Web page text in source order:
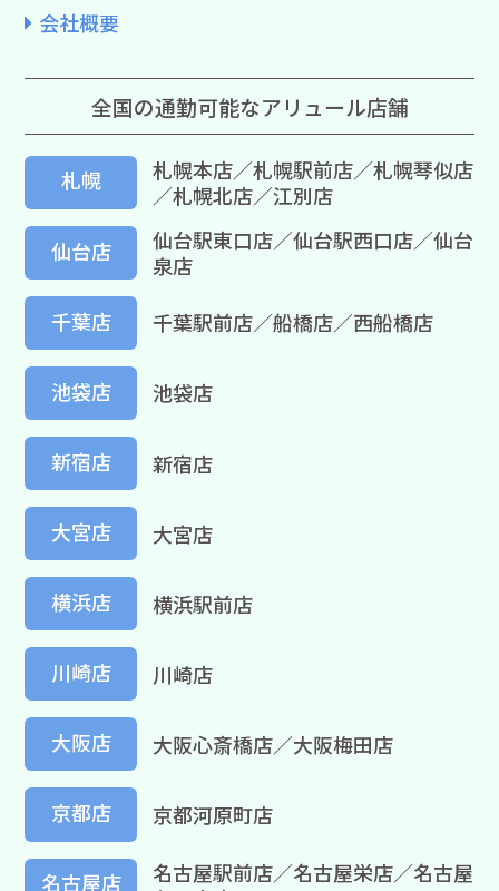
会社概要
全国の通勤可能なアリュール店舗
札幌
札幌本店／札幌駅前店／札幌琴似店
／札幌北店／江別店
仙台店
仙台駅東口店／仙台駅西口店／仙台
泉店
千葉店
千葉駅前店／船橋店／西船橋店
池袋店 池袋店
新宿店 新宿店
大宮店 大宮店
横浜店 横浜駅前店
川崎店 川崎店
大阪店 大阪心斎橋店／大阪梅田店
京都店 京都河原町店
名古屋店
名古屋駅前店／名古屋栄店／名古屋